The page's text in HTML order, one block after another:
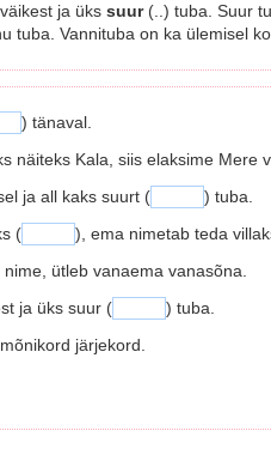
ja üks suur(..) tuba. Suur
tuba. Vannituba on ka ülemisel
) tänaval.
näiteks Kala, siis elaksime Mere
ja all kaks suurt (
) tuba.
(
), ema nimetab teda
ütleb vanaema vanasõna.
ja üks suur (
) tuba.
järjekord.